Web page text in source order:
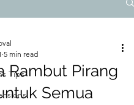
Tips
Rambut Pirang
Semua
5 min read